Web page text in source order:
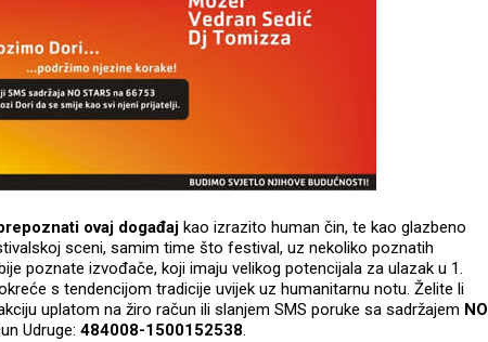
ovaj događaj kao izrazito human čin, te kao glazbeno
sceni, samim time što festival, uz nekoliko poznatih
poznate izvođače, koji imaju velikog potencijala za ulazak u 1.
s tendencijom tradicije uvijek uz humanitarnu notu. Želite li
uplatom na žiro račun ili slanjem SMS poruke sa sadržajem NO
Udruge: 484008-1500152538.